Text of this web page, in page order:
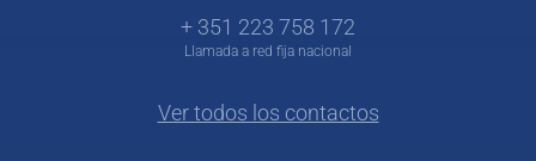
+ 351 223 758 172
Llamada a red fija nacional
Ver todos los contactos